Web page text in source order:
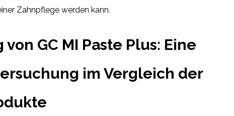
Zahnpflege werden kann.
GC MI Paste Plus: Eine
im Vergleich der